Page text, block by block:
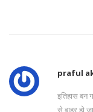
praful
इतिहास बन
से बाहर हो